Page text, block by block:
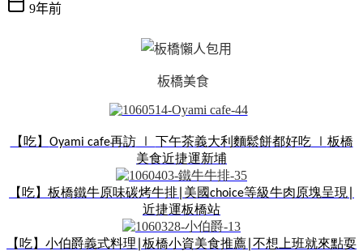
9年前
板橋美食
【吃】 Oyami cafe再訪∣ 下午茶義大利麵鬆餅都好吃∣ 板橋
美食近捷運新埔
【吃】板橋鐵牛原味碳烤牛排 美國choice等級牛肉原塊呈現
近捷運板橋站
【吃】小伯爵義式料理 板橋小資美食推薦 不想上班就來點耍